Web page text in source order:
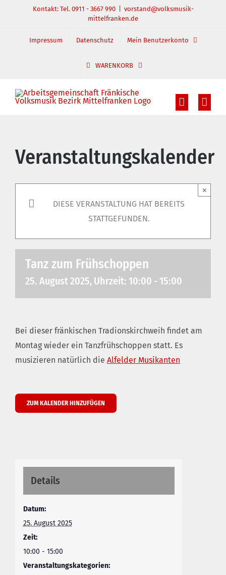
springen
Kontakt: Tel. 0911 - 3667 990
vorstand@volksmusik-
mittelfranken.de
Impressum Datenschutz Mein Benutzerkonto
WARENKORB
Veranstaltungskalender
DIESE VERANSTALTUNG HAT BEREITS
STATTGEFUNDEN.
×
Tanz zum Frühschoppen
25. August 2025, Uhrzeit: 10:00 - 15:00
Bei dieser fränkischen Tradionskirchweih findet am
Montag wieder ein Tanzfrühschoppen statt. Es
musizieren natürlich die Alfelder Musikanten
ZUM KALENDER HINZUFÜGEN
Details
Datum:
25. August 2025
Zeit:
10:00 - 15:00
Veranstaltungskategorien: